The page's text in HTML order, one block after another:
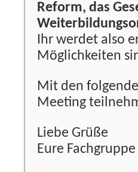
Reform, das
Ihr werdet also
Möglichkeiten
Mit den
Meeting
Liebe Grüße
Eure Fachgruppe